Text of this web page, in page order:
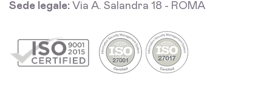
Sede legale: Via A. Salandra 18 - ROMA